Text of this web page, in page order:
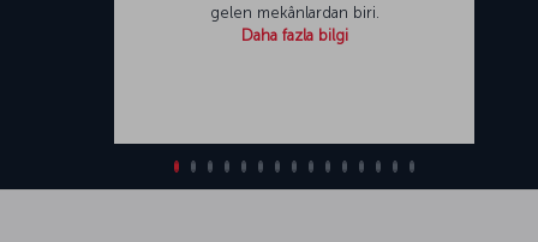
gelen mekânlardan biri.
Daha fazla bilgi